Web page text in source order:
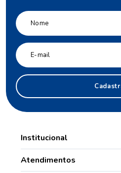
Institucional
Manipulação
Atendimentos